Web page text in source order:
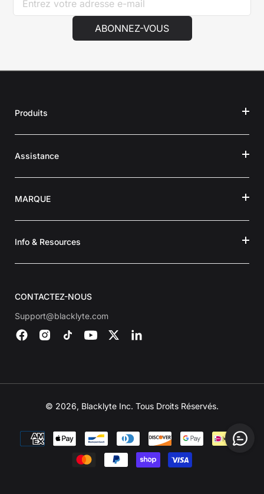
ABONNEZ-VOUS
Produits
Assistance
MARQUE
Info & Resources
CONTACTEZ-NOUS
Support@blacklyte.com
© 2026, Blacklyte Inc. Tous Droits Réservés.
Modes
de
paiement